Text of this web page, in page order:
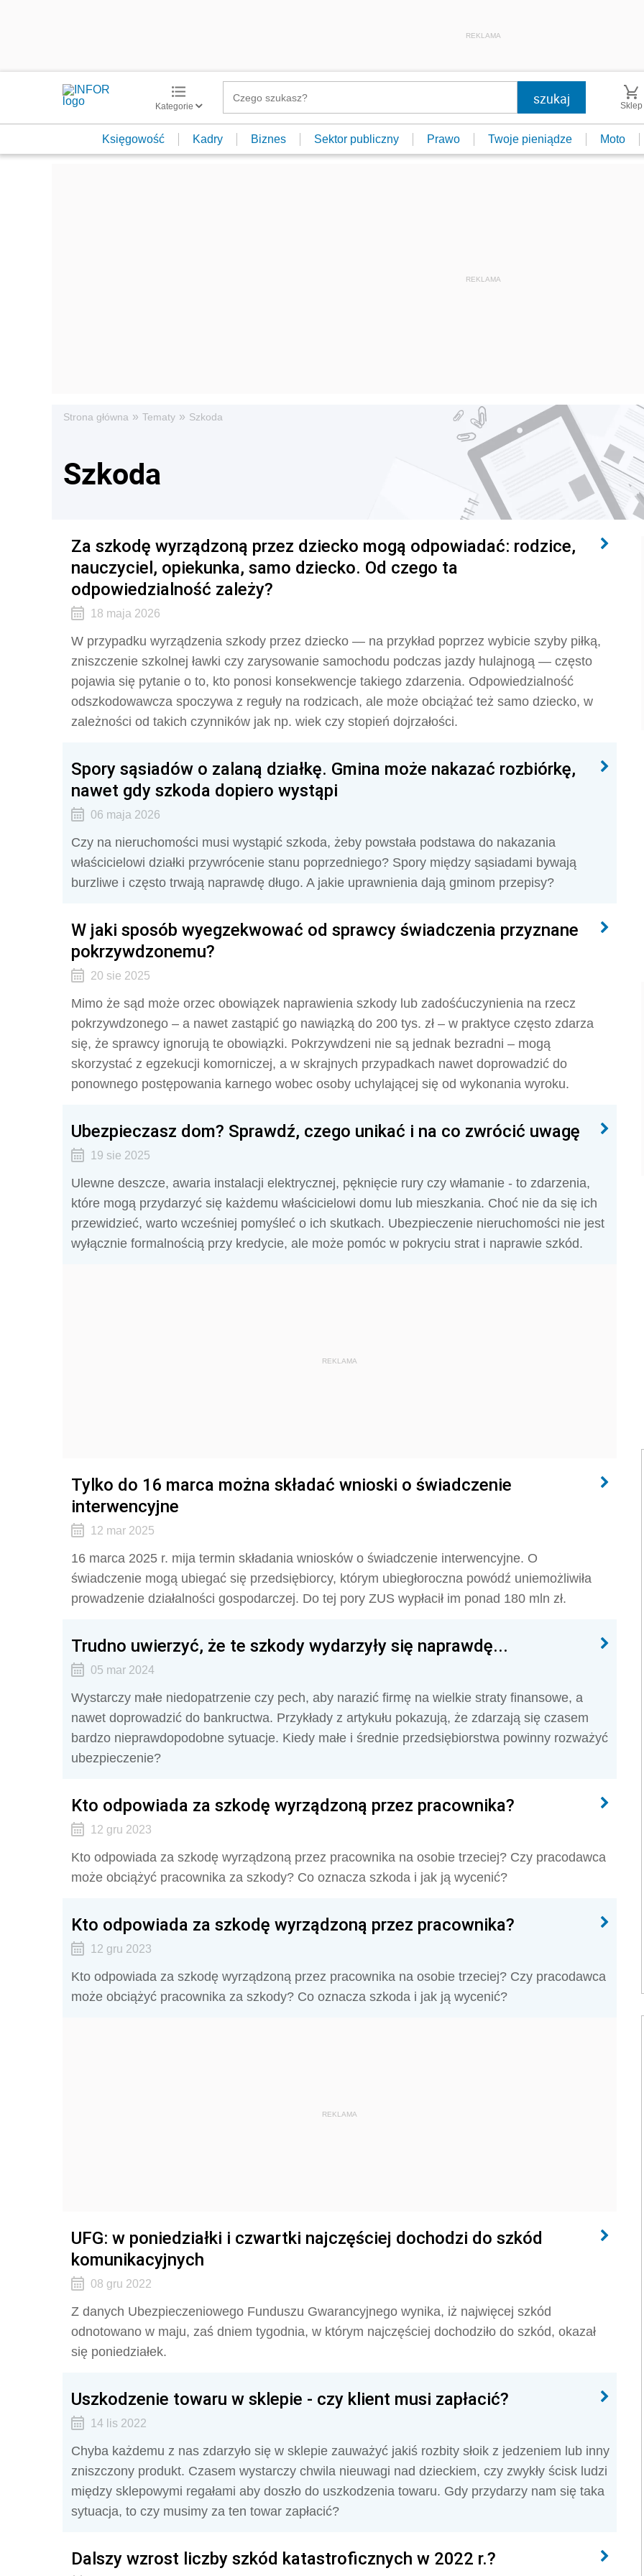
REKLAMA
Kategorie Sklep
Księgowość Kadry Biznes Sektor publiczny Prawo Twoje pieniądze Moto
Strona główna » Tematy » Szkoda
Szkoda
Za szkodę wyrządzoną przez dziecko mogą odpowiadać: rodzice,
nauczyciel, opiekunka, samo dziecko. Od czego ta
odpowiedzialność zależy?
18 maja 2026
W przypadku wyrządzenia szkody przez dziecko — na przykład poprzez wybicie szyby piłką,
zniszczenie szkolnej ławki czy zarysowanie samochodu podczas jazdy hulajnogą — często
pojawia się pytanie o to, kto ponosi konsekwencje takiego zdarzenia. Odpowiedzialność
odszkodowawcza spoczywa z reguły na rodzicach, ale może obciążać też samo dziecko, w
zależności od takich czynników jak np. wiek czy stopień dojrzałości.
Spory sąsiadów o zalaną działkę. Gmina może nakazać rozbiórkę,
nawet gdy szkoda dopiero wystąpi
06 maja 2026
Czy na nieruchomości musi wystąpić szkoda, żeby powstała podstawa do nakazania
właścicielowi działki przywrócenie stanu poprzedniego? Spory między sąsiadami bywają
burzliwe i często trwają naprawdę długo. A jakie uprawnienia dają gminom przepisy?
W jaki sposób wyegzekwować od sprawcy świadczenia przyznane
pokrzywdzonemu?
20 sie 2025
Mimo że sąd może orzec obowiązek naprawienia szkody lub zadośćuczynienia na rzecz
pokrzywdzonego – a nawet zastąpić go nawiązką do 200 tys. zł – w praktyce często zdarza
się, że sprawcy ignorują te obowiązki. Pokrzywdzeni nie są jednak bezradni – mogą
skorzystać z egzekucji komorniczej, a w skrajnych przypadkach nawet doprowadzić do
ponownego postępowania karnego wobec osoby uchylającej się od wykonania wyroku.
Ubezpieczasz dom? Sprawdź, czego unikać i na co zwrócić uwagę
19 sie 2025
Ulewne deszcze, awaria instalacji elektrycznej, pęknięcie rury czy włamanie - to zdarzenia,
które mogą przydarzyć się każdemu właścicielowi domu lub mieszkania. Choć nie da się ich
przewidzieć, warto wcześniej pomyśleć o ich skutkach. Ubezpieczenie nieruchomości nie jest
wyłącznie formalnością przy kredycie, ale może pomóc w pokryciu strat i naprawie szkód.
REKLAMA
Tylko do 16 marca można składać wnioski o świadczenie
interwencyjne
12 mar 2025
16 marca 2025 r. mija termin składania wniosków o świadczenie interwencyjne. O
świadczenie mogą ubiegać się przedsiębiorcy, którym ubiegłoroczna powódź uniemożliwiła
prowadzenie działalności gospodarczej. Do tej pory ZUS wypłacił im ponad 180 mln zł.
Trudno uwierzyć, że te szkody wydarzyły się naprawdę...
05 mar 2024
Wystarczy małe niedopatrzenie czy pech, aby narazić firmę na wielkie straty finansowe, a
nawet doprowadzić do bankructwa. Przykłady z artykułu pokazują, że zdarzają się czasem
bardzo nieprawdopodobne sytuacje. Kiedy małe i średnie przedsiębiorstwa powinny rozważyć
ubezpieczenie?
Kto odpowiada za szkodę wyrządzoną przez pracownika?
12 gru 2023
Kto odpowiada za szkodę wyrządzoną przez pracownika na osobie trzeciej? Czy pracodawca
może obciążyć pracownika za szkody? Co oznacza szkoda i jak ją wycenić?
Kto odpowiada za szkodę wyrządzoną przez pracownika?
12 gru 2023
Kto odpowiada za szkodę wyrządzoną przez pracownika na osobie trzeciej? Czy pracodawca
może obciążyć pracownika za szkody? Co oznacza szkoda i jak ją wycenić?
REKLAMA
UFG: w poniedziałki i czwartki najczęściej dochodzi do szkód
komunikacyjnych
08 gru 2022
Z danych Ubezpieczeniowego Funduszu Gwarancyjnego wynika, iż najwięcej szkód
odnotowano w maju, zaś dniem tygodnia, w którym najczęściej dochodziło do szkód, okazał
się poniedziałek.
Uszkodzenie towaru w sklepie - czy klient musi zapłacić?
14 lis 2022
Chyba każdemu z nas zdarzyło się w sklepie zauważyć jakiś rozbity słoik z jedzeniem lub inny
zniszczony produkt. Czasem wystarczy chwila nieuwagi nad dzieckiem, czy zwykły ścisk ludzi
między sklepowymi regałami aby doszło do uszkodzenia towaru. Gdy przydarzy nam się taka
sytuacja, to czy musimy za ten towar zapłacić?
Dalszy wzrost liczby szkód katastroficznych w 2022 r.?